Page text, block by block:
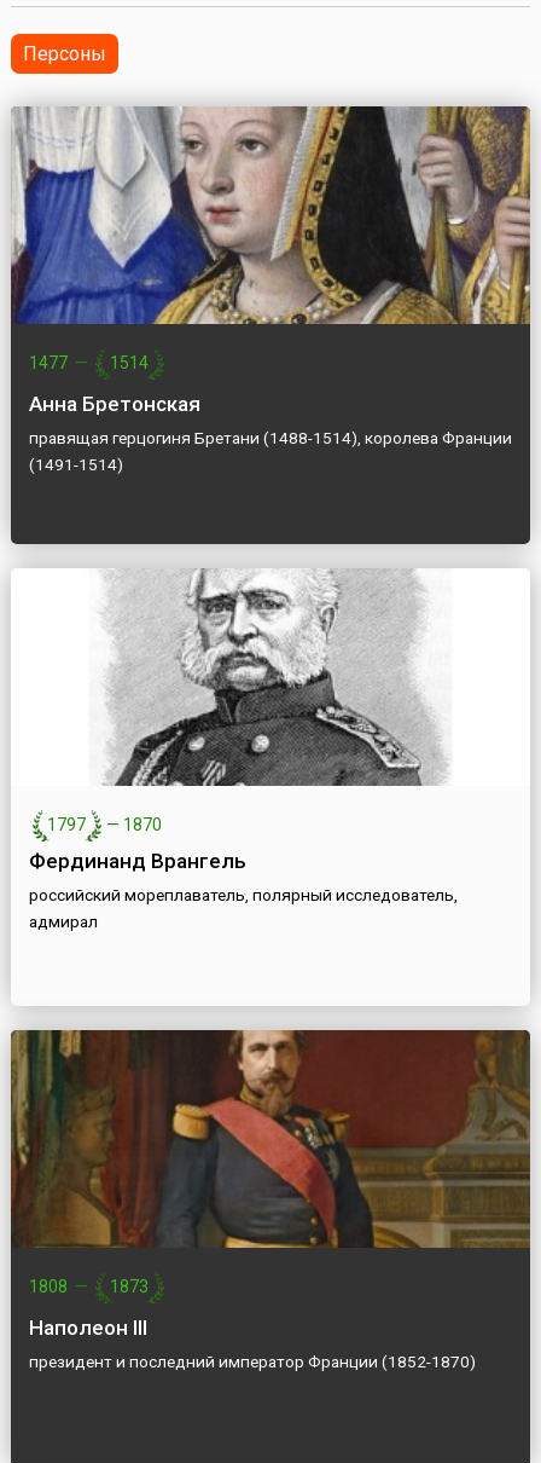
шестнадцати «Конкордов» был произведен в декабре
1962 года. С ...
Персоны
1477 — 1514
Анна Бретонская
правящая герцогиня Бретани (1488-1514), королева Франции
(1491-1514)
1797 — 1870
Фердинанд Врангель
российский мореплаватель, полярный исследователь,
адмирал
1808 — 1873
Наполеон III
президент и последний император Франции (1852-1870)